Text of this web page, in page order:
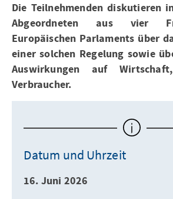
Die Teilnehmenden diskutieren
Abgeordneten aus vier
Europäischen Parlaments über
einer solchen Regelung sowie
Auswirkungen auf
Verbraucher.
Datum und Uhrzeit
16. Juni 2026